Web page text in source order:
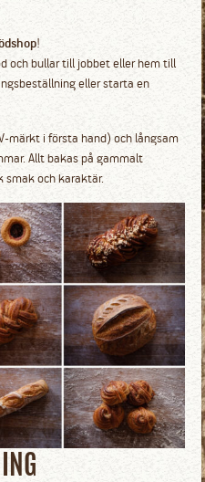
!
och bullar till jobbet eller hem till
eller starta en
märkt i första hand) och långsam
Allt bakas på gammalt
smak och karaktär.